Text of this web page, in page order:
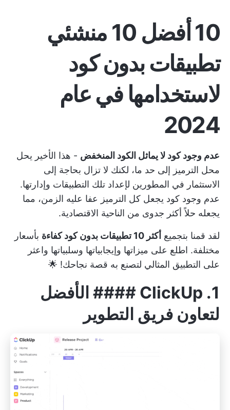
10 أفضل 10 منشئي
تطبيقات بدون كود
لاستخدامها في عام
2024
عدم وجود كود لا يماثل الكود المنخفض - هذا الأخير يحل
محل الترميز إلى حد ما، لكنك لا تزال بحاجة إلى
الاستثمار في المطورين لإعداد تلك التطبيقات وإدارتها.
عدم وجود كود يجعل كل الترميز عفا عليه الزمن، مما
يجعله حلاً أكثر جدوى من الناحية الاقتصادية.
لقد قمنا بتجميع أكثر 10 تطبيقات بدون كود كفاءة
بأسعار
مختلفة. اطلع على ميزاتها وإيجابياتها وسلبياتها واعثر
على التطبيق المثالي لتصنع به قصة نجاحك! 🌟
1.
ClickUp #### الأفضل
لتعاون فريق التطوير